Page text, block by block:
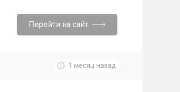
Перейти на сайт
1 месяц назад